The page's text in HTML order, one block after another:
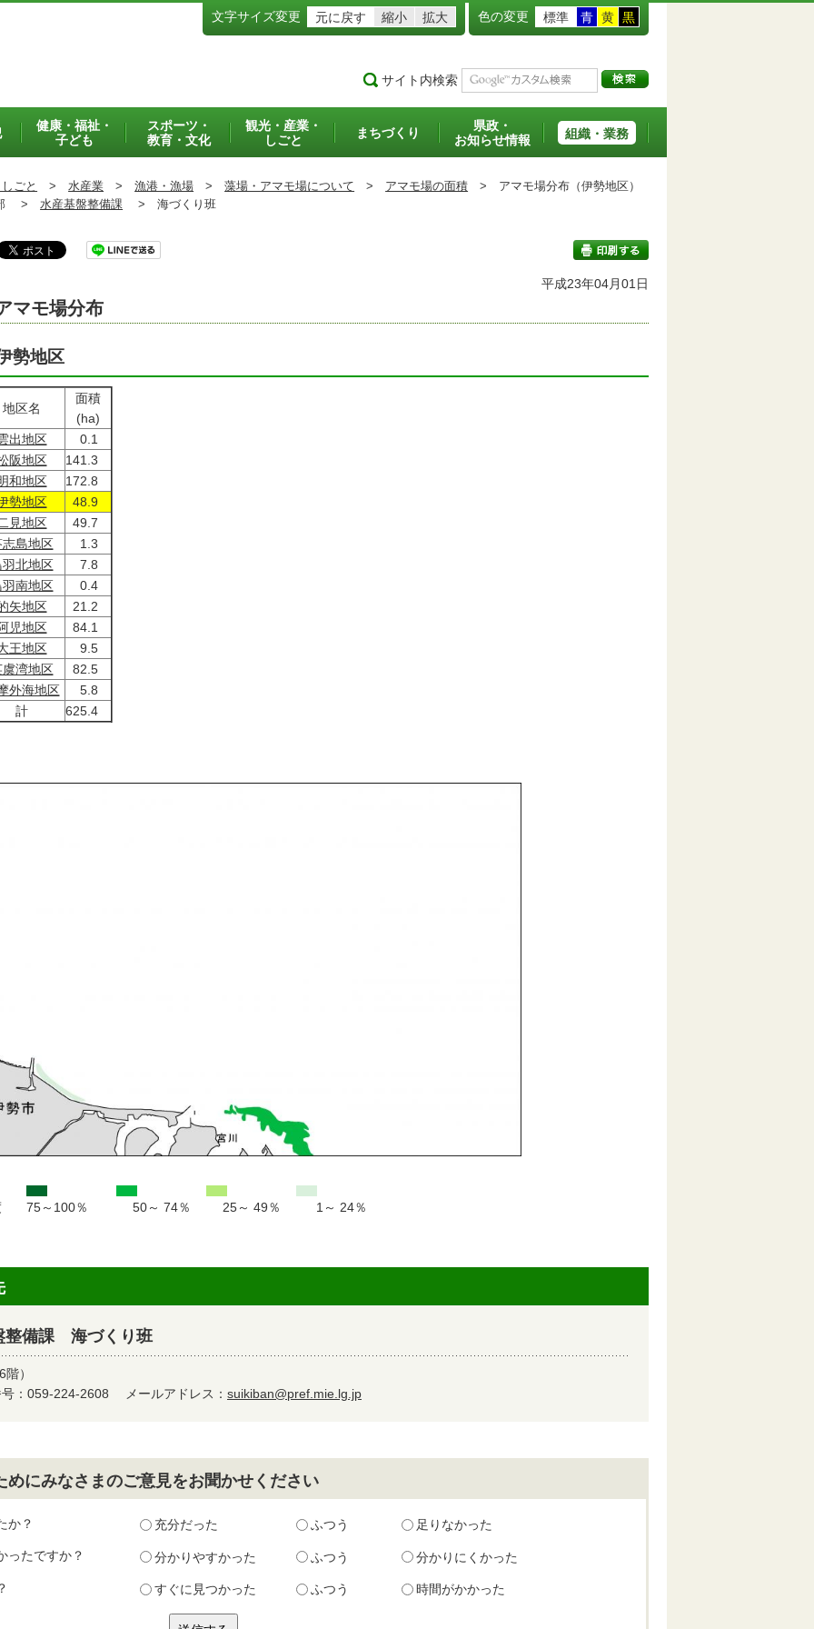
文字サイズ変更 元に戻す 縮小 拡大 色の変更 標準 青 黄 黒
サイト内検索
健康・福祉・
子ども
スポーツ・
教育・文化
観光・産業・
しごと
まちづくり
県政・
お知らせ情報
組織・業務
ごと > 水産業 > 漁港・漁場 > 藻場・アマモ場について > アマモ場の面積 > アマモ場分布（伊勢地区）
>
水産基盤整備課 > 海づくり班
印刷する
平成23年04月01日
マモ場分布
勢地区
地区名
面積
(ha)
出地区
0.1
阪地区
141.3
和地区
172.8
勢地区
48.9
見地区
49.7
島地区
1.3
北地区
7.8
南地区
0.4
矢地区
21.2
児地区
84.1
王地区
9.5
湾地区
82.5
外海地区
5.8
計
625.4
75～100％ 50～ 74％ 25～ 49％ 1～ 24％
備課 海づくり班
）
：059-224-2608
メールアドレス： suikiban@pref.mie.lg.jp
にみなさまのご意見をお聞かせください
か？ 充分だった ふつう 足りなかった
ったですか？ 分かりやすかった ふつう 分かりにくかった
すぐに見つかった ふつう 時間がかかった